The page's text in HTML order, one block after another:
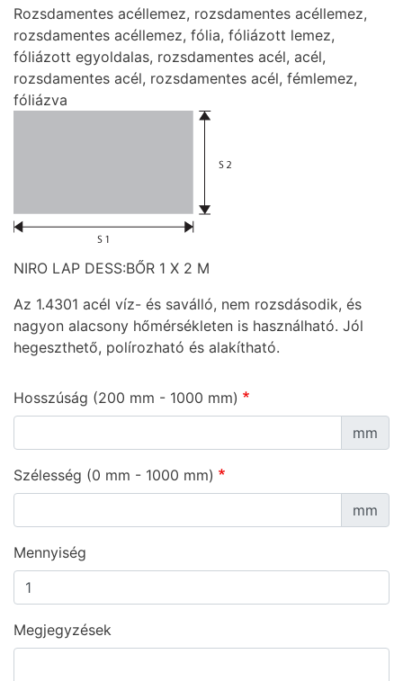
Rozsdamentes acéllemez, rozsdamentes acéllemez,
rozsdamentes acéllemez, fólia, fóliázott lemez,
fóliázott egyoldalas, rozsdamentes acél, acél,
rozsdamentes acél, rozsdamentes acél, fémlemez,
fóliázva
NIRO LAP DESS:BŐR 1 X 2 M
Az 1.4301 acél víz- és saválló, nem rozsdásodik, és
nagyon alacsony hőmérsékleten is használható. Jól
hegeszthető, polírozható és alakítható.
Hosszúság (200 mm - 1000 mm)
mm
Szélesség (0 mm - 1000 mm)
mm
Mennyiség
Megjegyzések